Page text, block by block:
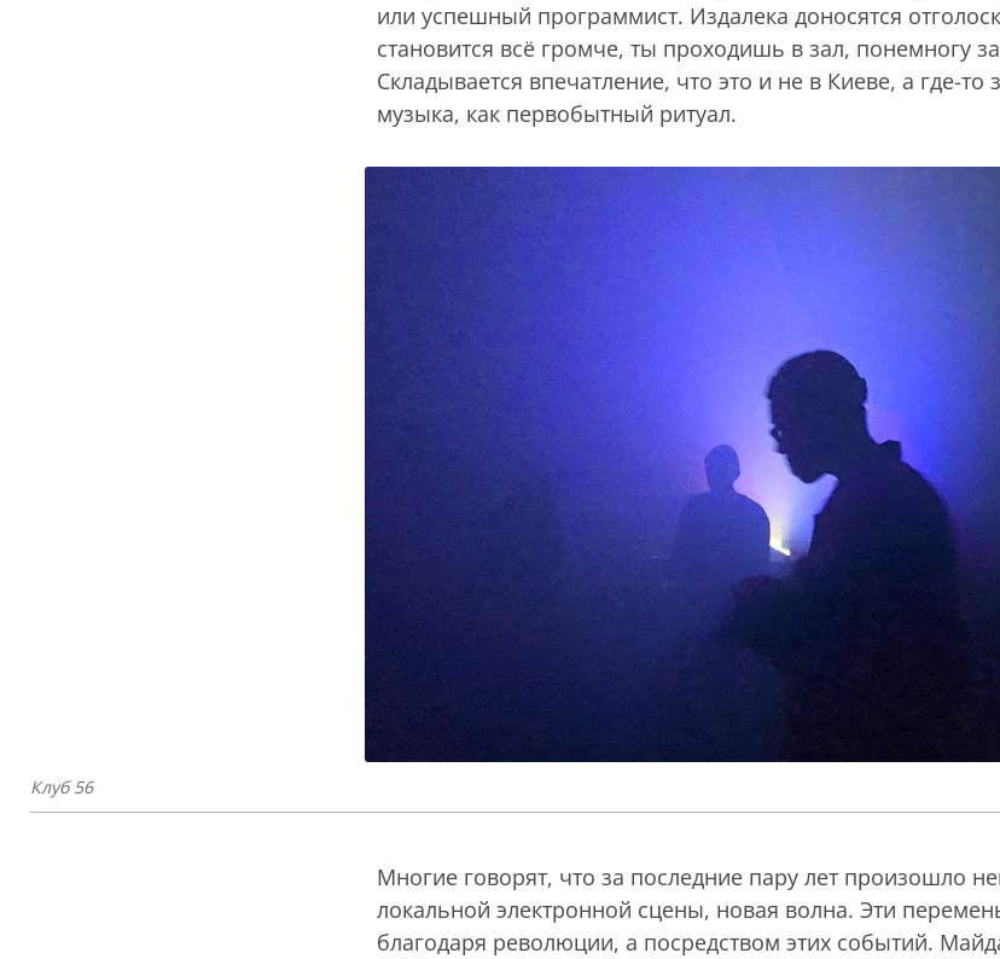
или успешный программист. Издалека доносятся
становится всё громче, ты проходишь в зал, понемногу
Складывается впечатление, что это и не в Киеве, а где-то
музыка, как первобытный ритуал.
Клуб 56
Многие говорят, что за последние пару лет произошло
локальной электронной сцены, новая волна. Эти
благодаря революции, а посредством этих событий.